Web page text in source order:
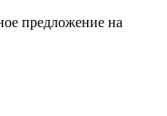
предложение на